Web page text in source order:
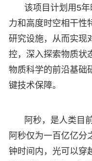
该项目计划用5
力和高度时空相干性
研究设施，从而实现
控，深入探索物质状
物质科学的前沿基础
键技术保障。
阿秒，是人类目
阿秒仅为一百亿亿分
钟时间内，光可以穿